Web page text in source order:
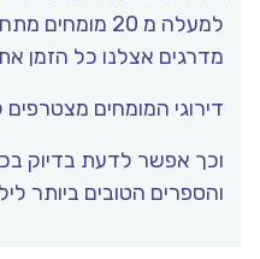
למעלה מ 20
מדרגים אצלנו כל הזמן
דירוגי המומחים מצטרפים
וכך אפשר לדעת בדיוק
והספרים הטובים ביותר